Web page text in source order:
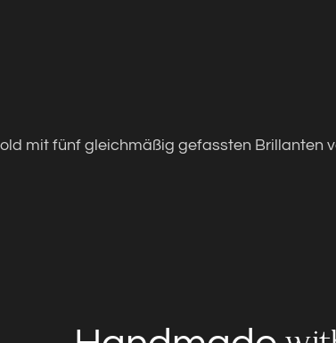
mit fünf gleichmäßig gefassten Brillanten